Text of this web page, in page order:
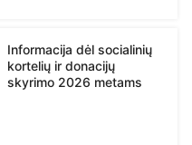
Informacija dėl socialinių
kortelių ir donacijų
skyrimo 2026 metams